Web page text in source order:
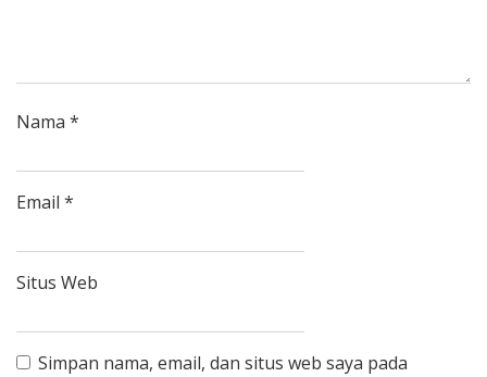
Nama *
Email *
Situs Web
Simpan nama, email, dan situs web saya pada